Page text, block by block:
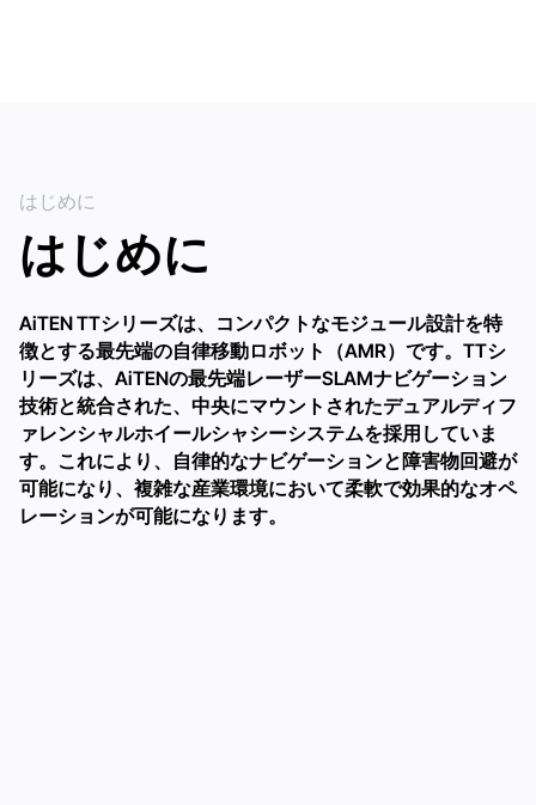
はじめに
はじめに
AiTEN TTシリーズは、コンパクトなモジュール設計を特
徴とする最先端の自律移動ロボット（AMR）です。TTシ
リーズは、AiTENの最先端レーザーSLAMナビゲーション
技術と統合された、中央にマウントされたデュアルディフ
ァレンシャルホイールシャシーシステムを採用していま
す。これにより、自律的なナビゲーションと障害物回避が
可能になり、複雑な産業環境において柔軟で効果的なオペ
レーションが可能になります。